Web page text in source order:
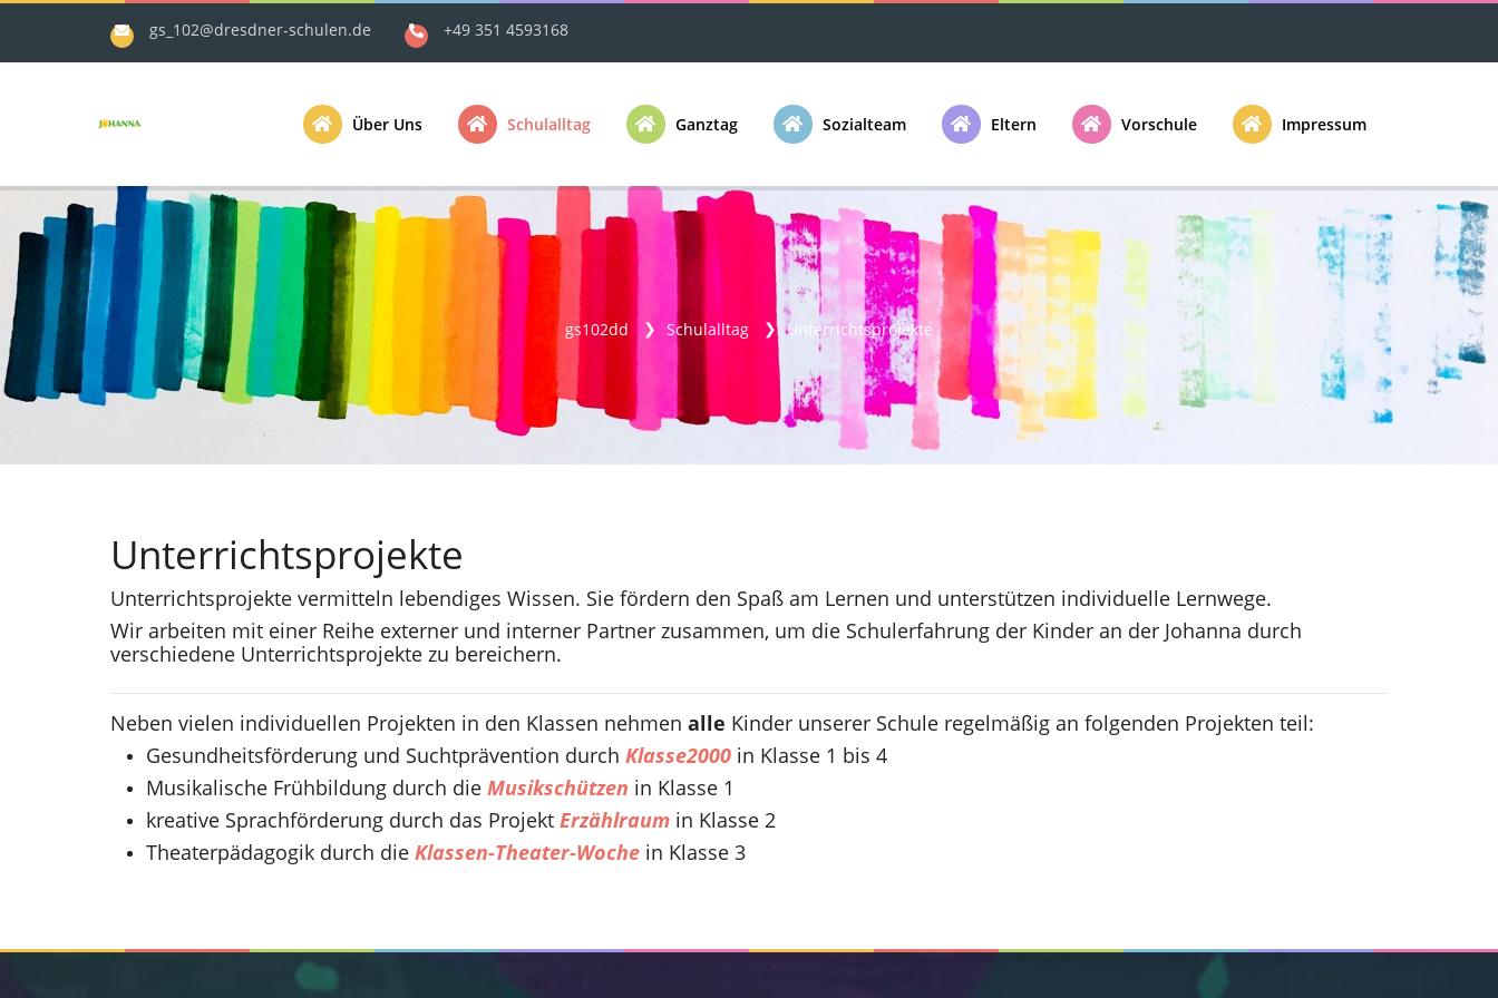
gs_102@dresdner-schulen.de +49 351 4593168
Über Uns Schulalltag Ganztag Sozialteam Eltern Vorschule Impressum
gs102dd Schulalltag Unterrichtsprojekte
Unterrichtsprojekte
Unterrichtsprojekte vermitteln lebendiges Wissen. Sie fördern den Spaß am Lernen und unterstützen individuelle Lernwege.
Wir arbeiten mit einer Reihe externer und interner Partner zusammen, um die Schulerfahrung der Kinder an der Johanna durch
verschiedene Unterrichtsprojekte zu bereichern.
Neben vielen individuellen Projekten in den Klassen nehmen alle Kinder unserer Schule regelmäßig an folgenden Projekten teil:
Gesundheitsförderung und Suchtprävention durch Klasse2000 in Klasse 1 bis 4
Musikalische Frühbildung durch die Musikschützen in Klasse 1
kreative Sprachförderung durch das Projekt Erzählraum in Klasse 2
Theaterpädagogik durch die Klassen-Theater-Woche in Klasse 3